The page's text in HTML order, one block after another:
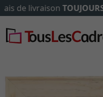
✓500 000